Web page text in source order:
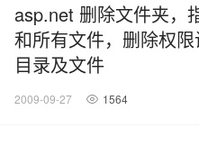
asp.net 删除文件夹，
和所有文件，删除权
目录及文件
2009-09-27 1564